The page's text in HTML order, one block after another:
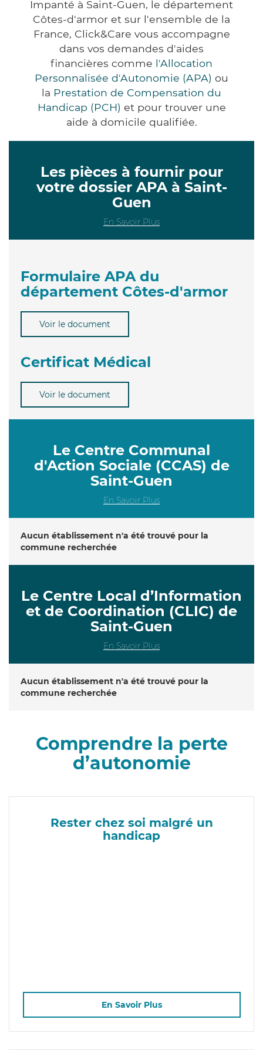
Impanté à Saint-Guen, le département
Côtes-d'armor et sur l'ensemble de la
France, Click&Care vous accompagne
dans vos demandes d'aides
financières comme l'Allocation
Personnalisée d'Autonomie (APA) ou
la Prestation de Compensation du
Handicap (PCH) et pour trouver une
aide à domicile qualifiée.
Les pièces à fournir pour
votre dossier APA à Saint-
Guen
En Savoir Plus
Formulaire APA du
département Côtes-d'armor
Voir le document
Certificat Médical
Voir le document
Le Centre Communal
d'Action Sociale (CCAS) de
Saint-Guen
En Savoir Plus
Aucun établissement n'a été trouvé pour la
commune recherchée
Le Centre Local d’Information
et de Coordination (CLIC) de
Saint-Guen
En Savoir Plus
Aucun établissement n'a été trouvé pour la
commune recherchée
Comprendre la perte
d’autonomie
Rester chez soi malgré un
handicap
En Savoir Plus